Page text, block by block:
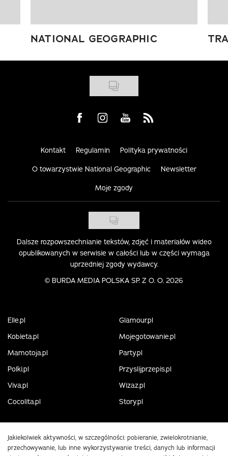
NATIONAL GEOGRAPHIC
Visit us on Facebook
Visit us on Instagram
Visit us on Youtube
Visit us on Rss
Kontakt Regulamin Polityka prywatności
O towarzystwie National Geographic Newsletter
Moje zgody
Dalsze rozpowszechnianie tekstów, zdjęć i materiałów wideo
opublikowanych w serwisie w całości lub w części wymaga
uprzedniej zgody wydawcy.
© BURDA MEDIA POLSKA SP. Z O. O. 2026
Elle.pl
Glamour.pl
Kobieta.pl
Mojegotowanie.pl
Mamotoja.pl
Party.pl
Polki.pl
Przyslijprzepis.pl
Viva.pl
Wizaz.pl
Cocolita.pl
Story.pl
Jakiekolwiek aktywności, w szczególności: pobieranie, zwielokrotnianie,
przechowywanie, lub inne wykorzystywanie treści, danych lub informacji